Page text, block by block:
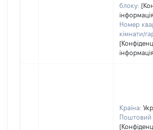
блоку:
Номер
кімнати/
Країна:
Поштовий